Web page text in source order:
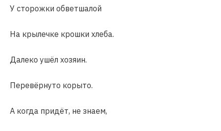
У сторожки обветшалой
На крылечке крошки хлеба.
Далеко ушёл хозяин.
Перевёрнуто корыто.
А когда придёт, не знаем,